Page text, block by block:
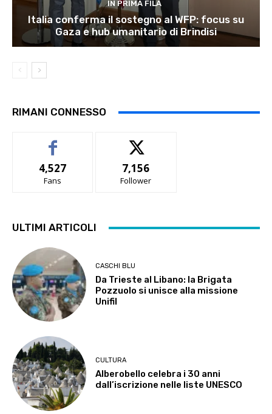
IN PRIMA FILA
Italia conferma il sostegno al WFP: focus su
Gaza e hub umanitario di Brindisi
RIMANI CONNESSO
4,527
Fans
7,156
Follower
ULTIMI ARTICOLI
CASCHI BLU
Da Trieste al Libano: la Brigata
Pozzuolo si unisce alla missione
Unifil
CULTURA
Alberobello celebra i 30 anni
dall’iscrizione nelle liste UNESCO